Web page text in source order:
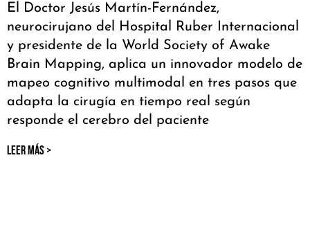
El Doctor Jesús Martín-Fernández,
neurocirujano del Hospital Ruber Internacional
y presidente de la World Society of Awake
Brain Mapping, aplica un innovador modelo de
mapeo cognitivo multimodal en tres pasos que
adapta la cirugía en tiempo real según
responde el cerebro del paciente
LEER MÁS >